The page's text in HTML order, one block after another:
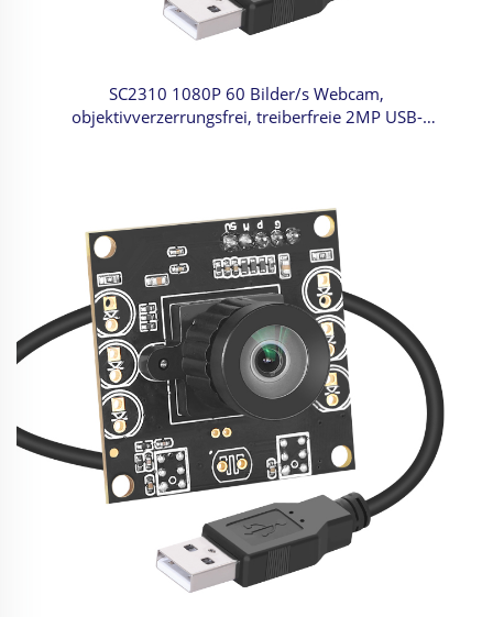
SC2310 1080P 60 Bilder/s Webcam,
objektivverzerrungsfrei, treiberfreie 2MP USB-